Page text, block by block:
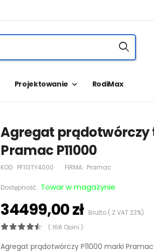
Projektowanie RodiMax
Agregat prądotwórczy
Pramac P11000
KOD: PF113TY4000 FIRMA: Pramac
Dostępność: Towar w magazynie
34499,00 złBrutto ( Z VAT 23%)
( 168 Opini )
Agregat prądotwórczy P11000 marki